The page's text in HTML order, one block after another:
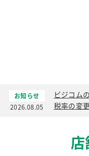
お知らせ
2026.08.05
ビジコム
税率の変
店